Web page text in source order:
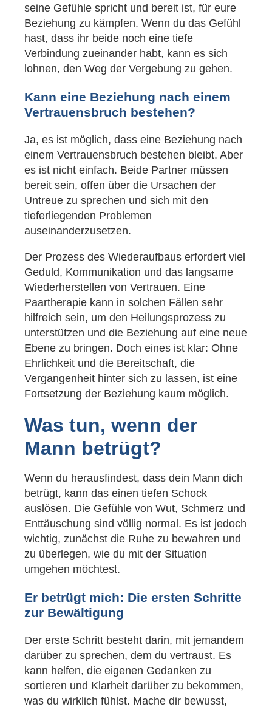
seine Gefühle spricht und bereit ist, für eure
Beziehung zu kämpfen. Wenn du das Gefühl
hast, dass ihr beide noch eine tiefe
Verbindung zueinander habt, kann es sich
lohnen, den Weg der Vergebung zu gehen.
Kann eine Beziehung nach einem
Vertrauensbruch bestehen?
Ja, es ist möglich, dass eine Beziehung nach
einem Vertrauensbruch bestehen bleibt. Aber
es ist nicht einfach. Beide Partner müssen
bereit sein, offen über die Ursachen der
Untreue zu sprechen und sich mit den
tieferliegenden Problemen
auseinanderzusetzen.
Der Prozess des Wiederaufbaus erfordert viel
Geduld, Kommunikation und das langsame
Wiederherstellen von Vertrauen. Eine
Paartherapie kann in solchen Fällen sehr
hilfreich sein, um den Heilungsprozess zu
unterstützen und die Beziehung auf eine neue
Ebene zu bringen. Doch eines ist klar: Ohne
Ehrlichkeit und die Bereitschaft, die
Vergangenheit hinter sich zu lassen, ist eine
Fortsetzung der Beziehung kaum möglich.
Was tun, wenn der
Mann betrügt?
Wenn du herausfindest, dass dein Mann dich
betrügt, kann das einen tiefen Schock
auslösen. Die Gefühle von Wut, Schmerz und
Enttäuschung sind völlig normal. Es ist jedoch
wichtig, zunächst die Ruhe zu bewahren und
zu überlegen, wie du mit der Situation
umgehen möchtest.
Er betrügt mich: Die ersten Schritte
zur Bewältigung
Der erste Schritt besteht darin, mit jemandem
darüber zu sprechen, dem du vertraust. Es
kann helfen, die eigenen Gedanken zu
sortieren und Klarheit darüber zu bekommen,
was du wirklich fühlst. Mache dir bewusst,